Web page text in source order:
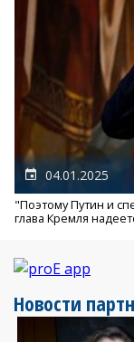
04.01.2025
"Поэтому Путин и
глава Кремля
Новости